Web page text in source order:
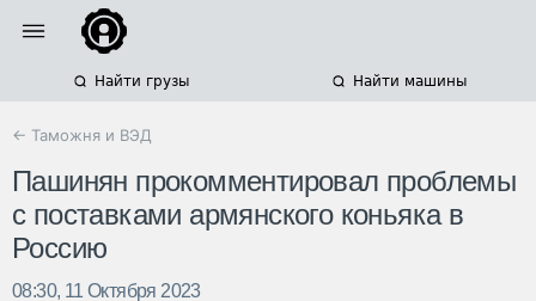
Найти грузы Найти машины
← Таможня и ВЭД
Пашинян прокомментировал проблемы
с поставками армянского коньяка в
Россию
08:30, 11 Октября 2023